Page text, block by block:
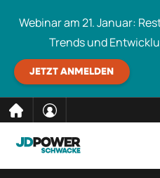
Webinar am 21. Januar:
Trends und
JETZT ANMELDEN